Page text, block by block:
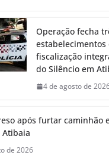
Operação fecha
fiscalização
do Silêncio em
4 de agosto de
após furtar caminhão
Atibaia
de 2026